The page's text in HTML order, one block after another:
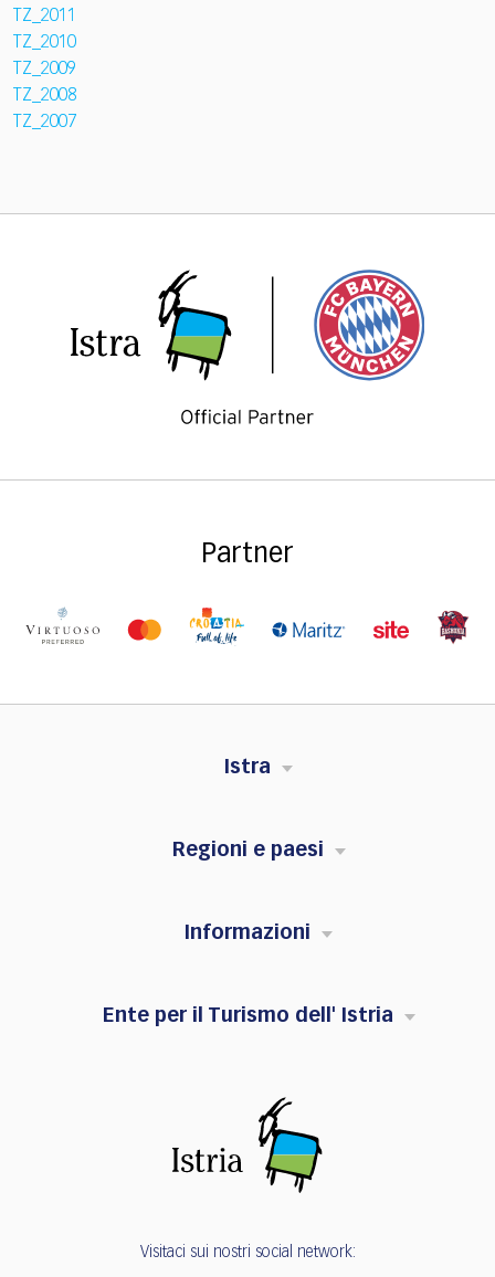
TZ_2011
TZ_2010
TZ_2009
TZ_2008
TZ_2007
Partner
Istra
Regioni e paesi
Informazioni
Ente per il Turismo dell' Istria
Visitaci sui nostri social network: